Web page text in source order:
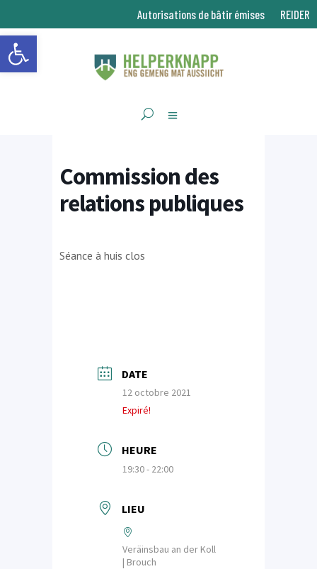
Ouvrir la barre d’outils
Autorisations de bâtir émises REIDER
Commission des
relations publiques
Séance à huis clos
DATE
12 octobre 2021
Expiré!
HEURE
19:30 - 22:00
LIEU
Veräinsbau an der Koll
| Brouch